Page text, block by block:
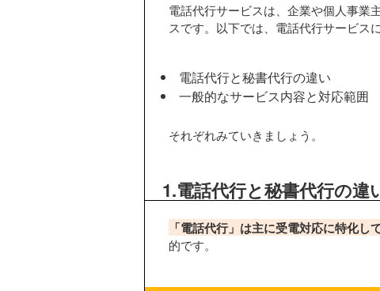
電話代行サービスは、企業や個人事業
スです。以下では、電話代行サービス
電話代行と秘書代行の違い
一般的なサービス内容と対応範囲
それぞれみていきましょう。
1.電話代行と秘書代行の違
「電話代行」は主に受電対応に特化
的です。